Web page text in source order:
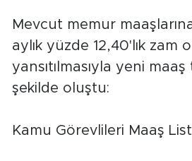
Mevcut memur
aylık yüzde 12,40'lık zam
yansıtılmasıyla yeni
şekilde oluştu:
Kamu Görevlileri Maaş